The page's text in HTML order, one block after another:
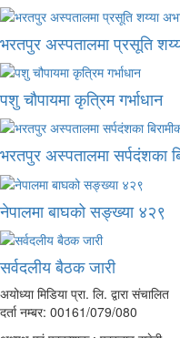
भरतपुर अस्पतालमा प्रसूति
पशु चौपायमा कृत्रिम गर्भाधान
भरतपुर अस्पतालमा सर्पदंशका
नेपालमा बाघको सङ्ख्या ४२९
सर्वदलीय बैठक जारी
अयोध्या मिडिया प्रा. लि. द्वारा संचालित
दर्ता नम्बर: 00161/079/080